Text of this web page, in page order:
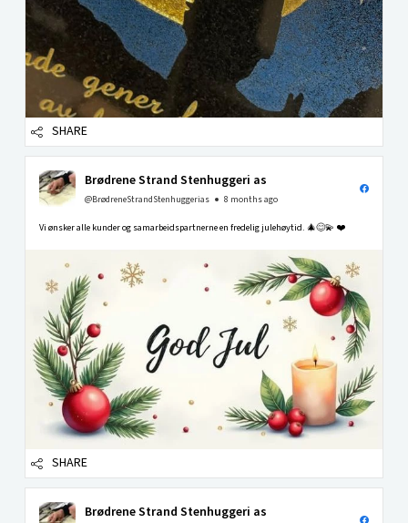
SHARE
Brødrene Strand Stenhuggeri as
@BrødreneStrandStenhuggerias 8 months ago
Vi ønsker alle kunder og samarbeidspartnerne en fredelig julehøytid. 🎄😊💫 ❤️
SHARE
Brødrene Strand Stenhuggeri as